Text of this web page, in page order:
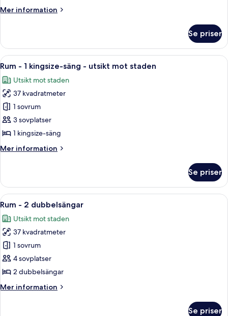
-
1
-
utsikt
mot
staden
Mer information
Mer
Executive
1
-
utsikt
mot
staden
Se priser
Öppna
alla
foton
för
Rum
-
1
säng
mot
staden
Ett hotellrum med en stor säng, en
7
Rum - 1 kingsize-säng - utsikt mot staden
Utsikt mot staden
37 kvadratmeter
1 sovrum
3 sovplatser
1 kingsize-säng
Mer information
Mer
-
kingsize-
-
utsikt
mot
staden
Se priser
Öppna
alla
foton
för
Rum
-
2
Ett hotellrum med en säng, ett
6
Rum - 2 dubbelsängar
Utsikt mot staden
37 kvadratmeter
1 sovrum
4 sovplatser
2 dubbelsängar
Mer information
Mer
Se priser